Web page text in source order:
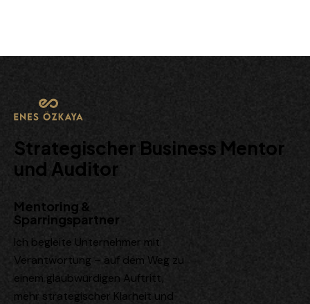
Strategischer Business Mentor
und Auditor
Mentoring &
Sparringspartner
Ich begleite Unternehmer mit
Verantwortung – auf dem Weg zu
einem glaubwürdigen Auftritt,
mehr strategischer Klarheit und